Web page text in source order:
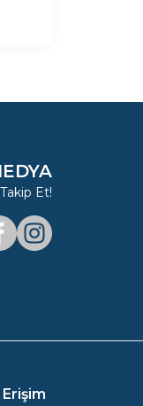
Et!
Instagram
Erişim